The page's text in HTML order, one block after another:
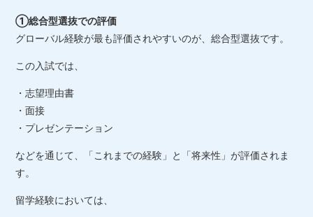
①総合型選抜での評価
グローバル経験が最も評価されやすいのが、総合型選抜です。
この入試では、
・志望理由書
・面接
・プレゼンテーション
などを通じて、「これまでの経験」と「将来性」が評価されま
す。
留学経験においては、